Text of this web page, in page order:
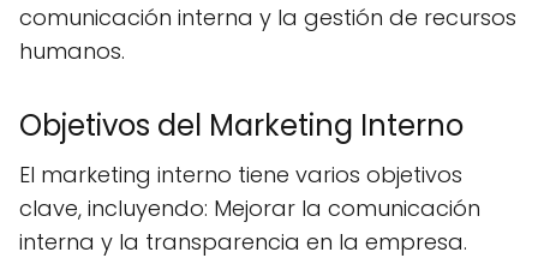
comunicación interna y la gestión de recursos
humanos.
Objetivos del Marketing Interno
El marketing interno tiene varios objetivos
clave, incluyendo: Mejorar la comunicación
interna y la transparencia en la empresa.